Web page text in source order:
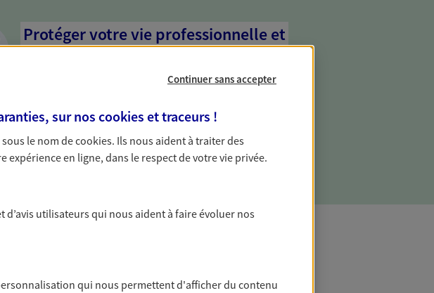
Protéger votre vie professionnelle et
Nous sommes à votre écoute pour vous proposer des
activité, mais aussi les risques liés à votre vie privée. Un seul
interlocuteur pour tous vos besoins, ça change tout.
et Protection
Continuer sans accepter
sur nos cookies et traceurs !
le nom decookies. Ils nous aident à traiter des
en ligne, dans le respect de votre vie privée.
d’avis utilisateurs qui nous aident à faire évoluer nos
qui nous permettent d'afficher du contenu